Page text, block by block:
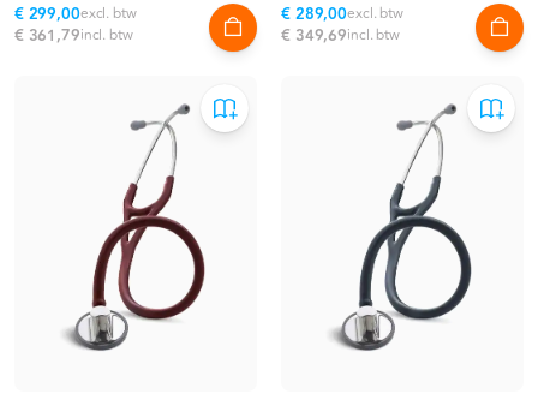
€ 299,00excl. btw
€ 361,79incl. btw
€ 289,00excl. btw
€ 349,69incl. btw